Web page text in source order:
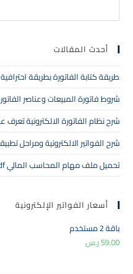
أحدث المقالات
طريقة كتابة الفاتورة بطريقة احترافية
شروط فاتورة المبيعات وعناصر
شرح نظام الفاتورة الالكترونية تعرف
شرح الفواتير الالكترونية ومراحل
تحميل ملف مهام المحاسب المالي pdf | علاقته بالفاتورة الإلكترونية
أسعار الفواتير الإلكترونية
باقة 2 مستخدم
59.00ر.س